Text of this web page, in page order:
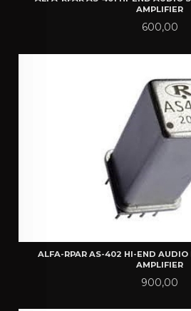
AMPLIFIER
Pris
600,00
ALFA-RPAR AS-402 HI-END
AMPLIFIER
Pris
900,00